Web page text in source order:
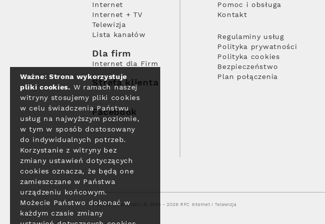
Internet
Internet + TV
Telewizja
Lista kanałów
Dla firm
Internet dla Firm
Strefa klienta
Facebook
Pomoc i obsługa
Kontakt
Regulaminy usług
Polityka prywatności
Polityka cookies
Bezpieczeństwo
Plan połączenia
Polityka prywatności © 2004 - 2026 RFC Internet i Telewizja
Ważne: Strona wykorzystuje
pliki cookies. W ramach naszej
witryny stosujemy pliki cookies
w celu świadczenia Państwu
usług na najwyższym poziomie,
w tym w sposób dostosowany
do indywidualnych potrzeb.
Korzystanie z witryny bez
zmiany ustawień dotyczących
cookies oznacza, że będą one
zamieszczane w Państwa
urządzeniu końcowym.
Możecie Państwo dokonać w
każdym czasie zmiany